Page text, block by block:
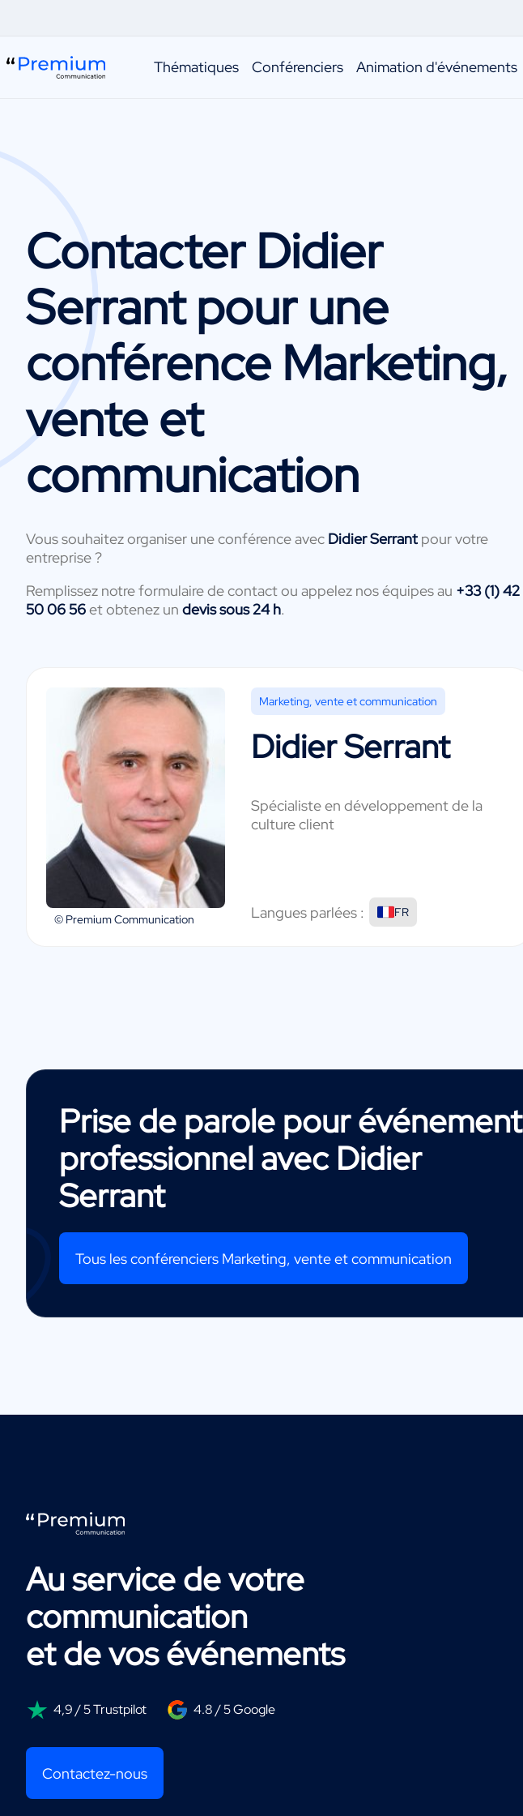
Thématiques Conférenciers Animation d'événements
Contacter Didier
Serrantpour une
conférence Marketing,
vente et
communication
Vous souhaitez organiser une conférence avec Didier Serrant pour votre
entreprise ?
Remplissez notre formulaire de contact ou appelez nos équipes au +33 (1) 42
50 06 56et obtenez un devis sous 24 h.
© Premium Communication
Marketing, vente et communication
Didier Serrant
Spécialiste en développement de la
culture client
Langues parlées : FR
Prise de parole pour événement
professionnel avec Didier
Serrant
Tous les conférenciers Marketing, vente et communication
Au service de votre
communication
et de vos événements
4,9 / 5 Trustpilot 4.8 / 5 Google
Contactez-nous